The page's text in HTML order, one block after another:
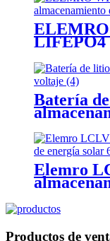
LIFEPO4
domésticas
Batería
Elemro
Productos de